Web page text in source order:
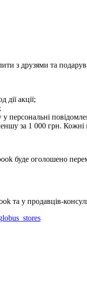
з друзями та
акції;
персональні
за 1 000 грн.
буде оголошено
та у продавців-